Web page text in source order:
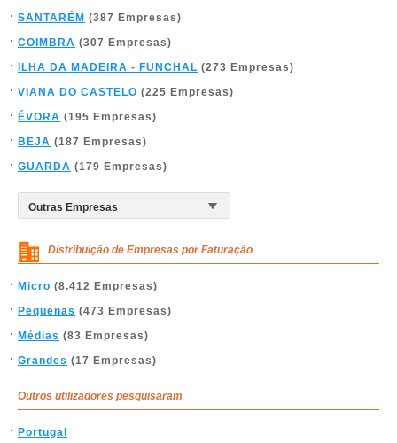
SANTARÉM (387 Empresas)
COIMBRA (307 Empresas)
ILHA DA MADEIRA - FUNCHAL (273 Empresas)
VIANA DO CASTELO (225 Empresas)
ÉVORA (195 Empresas)
BEJA (187 Empresas)
GUARDA (179 Empresas)
Distribuição de Empresas por Faturação
Micro (8.412 Empresas)
Pequenas (473 Empresas)
Médias (83 Empresas)
Grandes (17 Empresas)
Outros utilizadores pesquisaram
Portugal